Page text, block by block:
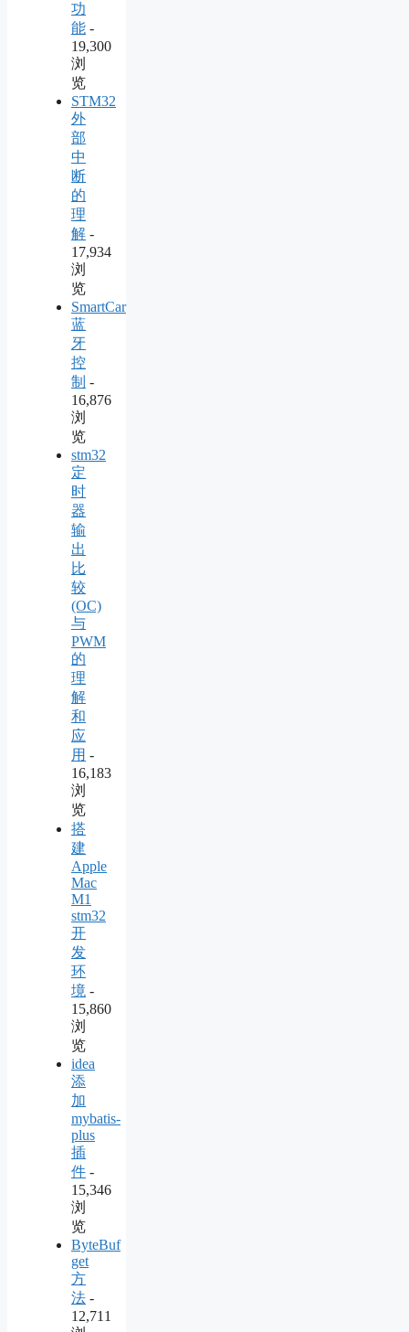
功
能 -
19,300
浏
览
STM32
外
部
中
断
的
理
解 -
17,934
浏
览
SmartCar
蓝
牙
控
制 -
16,876
浏
览
stm32
定
时
器
输
出
比
较
(OC)
与
PWM
的
理
解
和
应
用 -
16,183
浏
览
搭
建
Apple
Mac
M1
stm32
开
发
环
境 -
15,860
浏
览
idea
添
加
mybatis-
plus
插
件 -
15,346
浏
览
ByteBuf
get
方
法 -
12,711